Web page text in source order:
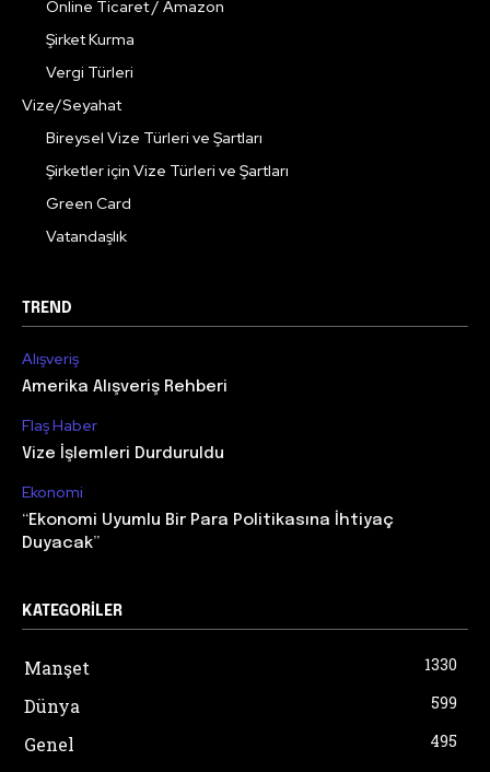
Online Ticaret / Amazon
Şirket Kurma
Vergi Türleri
Vize/Seyahat
Bireysel Vize Türleri ve Şartları
Şirketler için Vize Türleri ve Şartları
Green Card
Vatandaşlık
TREND
Alışveriş
Amerika Alışveriş Rehberi
Flaş Haber
Vize İşlemleri Durduruldu
Ekonomi
“Ekonomi Uyumlu Bir Para Politikasına İhtiyaç
Duyacak”
KATEGORILER
Manşet 1330
Dünya 599
Genel 495